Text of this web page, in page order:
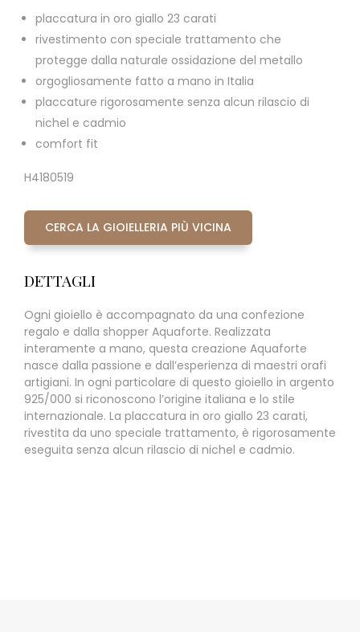
placcatura in oro giallo 23 carati
rivestimento con speciale trattamento che
protegge dalla naturale ossidazione del metallo
orgogliosamente fatto a mano in Italia
placcature rigorosamente senza alcun rilascio di
nichel e cadmio
comfort fit
H4180519
CERCA LA GIOIELLERIA PIÙ VICINA
DETTAGLI
Ogni gioiello è accompagnato da una confezione
regalo e dalla shopper Aquaforte. Realizzata
interamente a mano, questa creazione Aquaforte
nasce dalla passione e dall’esperienza di maestri orafi
artigiani. In ogni particolare di questo gioiello in argento
925/000 si riconoscono l’origine italiana e lo stile
internazionale. La placcatura in oro giallo 23 carati,
rivestita da uno speciale trattamento, è rigorosamente
eseguita senza alcun rilascio di nichel e cadmio.